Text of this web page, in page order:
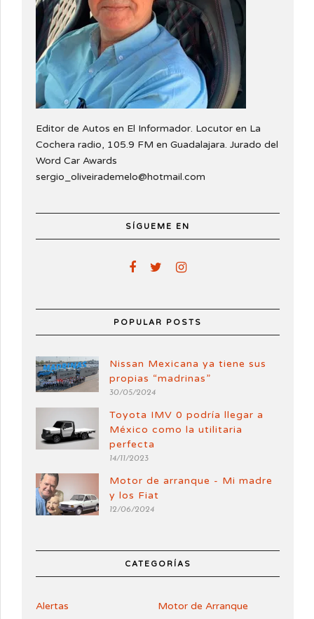
Editor de Autos en El Informador. Locutor en La
Cochera radio, 105.9 FM en Guadalajara. Jurado del
Word Car Awards
sergio_oliveirademelo@hotmail.com
SÍGUEME EN
POPULAR POSTS
Nissan Mexicana ya tiene sus
propias “madrinas”
30/05/2024
Toyota IMV 0 podría llegar a
México como la utilitaria
perfecta
14/11/2023
Motor de arranque - Mi madre
y los Fiat
12/06/2024
CATEGORÍAS
Alertas Motor de Arranque